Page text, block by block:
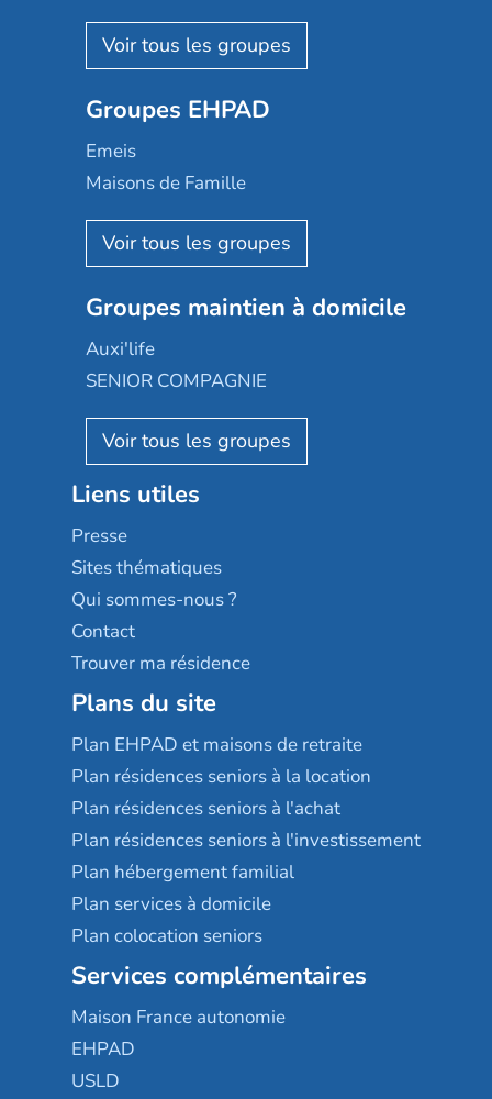
Nohée
Les Résidentiels
Mobicap
Domusvi
Happy Senior
Aquarelia
Nexity edenea
Les jardins d'Arcadie
Occitalia
Appartseniors
Reseda
Stella management
Les villages d'or
Sérénys
Résidences services Villa Médicis
Groupes EHPAD
Emeis
Maisons de Famille
Korian
Emera
Groupe SOS
Le Noble Âge
Almage
Résidalya
Groupe aplus
Groupes maintien à domicile
Auxi'life
SENIOR COMPAGNIE
AGE D'OR Services
Liens utiles
Presse
Sites thématiques
Qui sommes-nous ?
Contact
Trouver ma résidence
Plans du site
Plan EHPAD et maisons de retraite
Plan résidences seniors à la location
Plan résidences seniors à l'achat
Plan résidences seniors à l'investissement
Plan hébergement familial
Plan services à domicile
Plan colocation seniors
Services complémentaires
Maison France autonomie
EHPAD
USLD